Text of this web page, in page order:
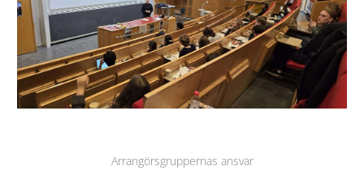
Arrangörsgruppernas ansvar